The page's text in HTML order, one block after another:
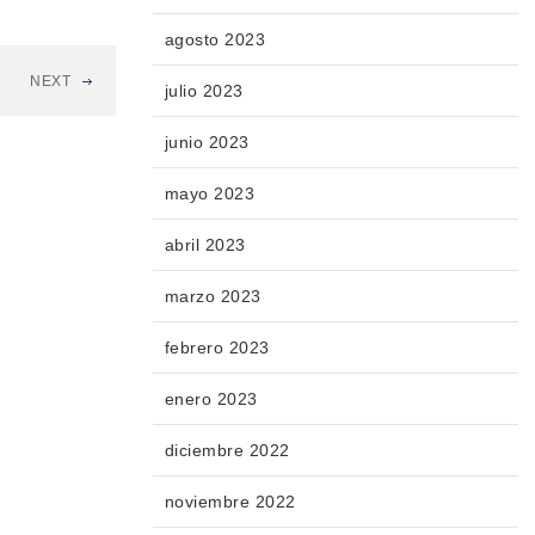
NEXT
agosto 2023
julio 2023
junio 2023
mayo 2023
abril 2023
marzo 2023
febrero 2023
enero 2023
diciembre 2022
noviembre 2022